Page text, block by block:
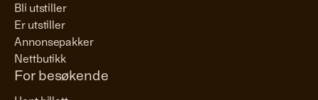
Bli utstiller
Er utstiller
Annonsepakker
Nettbutikk
For besøkende